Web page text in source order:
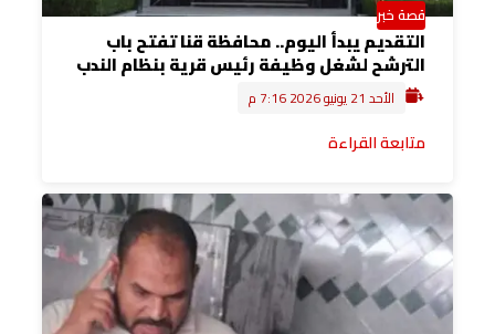
قصة خبر
التقديم يبدأ اليوم.. محافظة قنا تفتح باب
الترشح لشغل وظيفة رئيس قرية بنظام الندب
الأحد 21 يونيو 2026 7:16 م
متابعة القراءة